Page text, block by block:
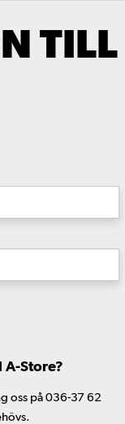
TILL
Store?
oss på 036-37 62